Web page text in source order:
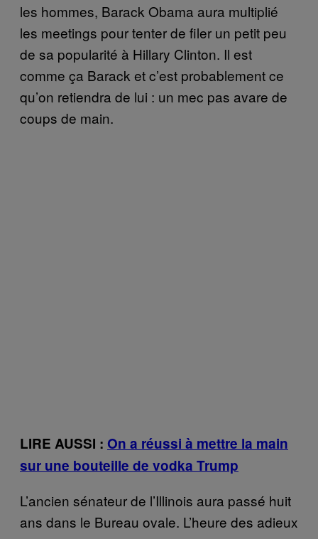
les hommes, Barack Obama aura multiplié
les meetings pour tenter de filer un petit peu
de sa popularité à Hillary Clinton. Il est
comme ça Barack et c’est probablement ce
qu’on retiendra de lui : un mec pas avare de
coups de main.
LIRE AUSSI : On a réussi à mettre la main
sur une bouteille de vodka Trump
L’ancien sénateur de l’Illinois aura passé huit
ans dans le Bureau ovale. L’heure des adieux